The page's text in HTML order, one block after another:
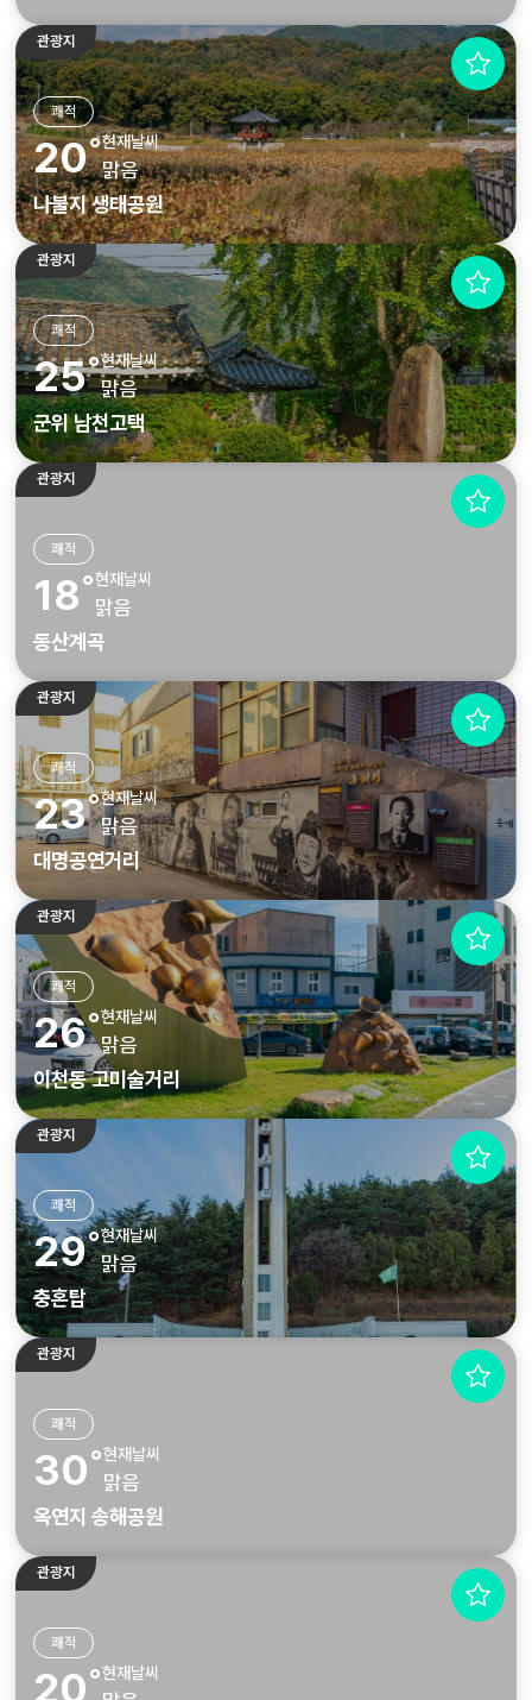
쾌적
20˚현재날씨
맑음
나불지 생태공원
관광지
쾌적
25˚현재날씨
맑음
군위 남천고택
관광지
쾌적
18˚현재날씨
맑음
동산계곡
관광지
쾌적
23˚현재날씨
맑음
대명공연거리
관광지
쾌적
26˚현재날씨
맑음
이천동 고미술거리
관광지
쾌적
29˚현재날씨
맑음
충혼탑
관광지
쾌적
30˚현재날씨
맑음
옥연지 송해공원
관광지
쾌적
20˚현재날씨
관광지